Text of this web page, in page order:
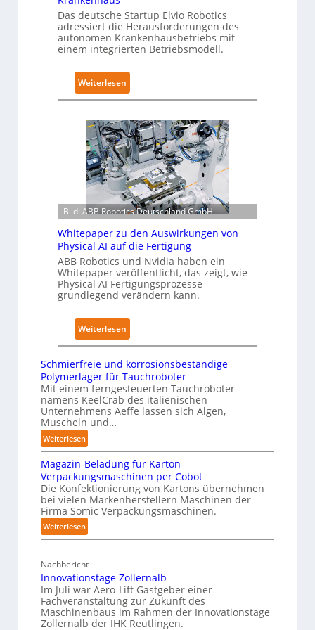
Z
e
r
i
f
z
i
e
r
u
n
g
a
c
h
I
E
6
2
4
3
-
4
c
s
e
r
w
e
i
e
r
t
g
l
o
b
a
l
e
s
T
a
i
i
n
g
s
t
z
w
e
r
f
r
P
h
y
Das deutsche Startup Elvio Robotics
adressiert die Herausforderungen des
autonomen Krankenhausbetriebs mit
einem integrierten Betriebsmodell.
Weiterlesen:
A
t
o
n
o
m
e
L
ö
s
u
n
g
n
s
t
a
t
t
N
s
t
a
n
d
m
a
n
k
Bild: ABB Robotics Deutschland GmbH
Whitepaper zu den Auswirkungen von
Physical AI auf die Fertigung
ABB Robotics und Nvidia haben ein
Whitepaper veröffentlicht, das zeigt, wie
Physical AI Fertigungsprozesse
grundlegend verändern kann.
Weiterlesen:
W
h
i
t
e
p
e
r
z
u
u
s
w
i
Schmierfreie und korrosionsbeständige
Polymerlager für Tauchroboter
Mit einem ferngesteuerten Tauchroboter
namens KeelCrab des italienischen
Unternehmens Aeffe lassen sich Algen,
Muscheln und…
Weiterlesen:
S
c
h
m
i
e
r
i
e
u
n
Magazin-Beladung für Karton-
Verpackungsmaschinen per Cobot
Die Konfektionierung von Kartons übernehmen
bei vielen Markenherstellern Maschinen der
Firma Somic Verpackungsmaschinen.
Weiterlesen:
M
g
a
z
i
n
Nachbericht
Innovationstage Zollernalb
Im Juli war Aero-Lift Gastgeber einer
Fachveranstaltung zur Zukunft des
Maschinenbaus im Rahmen der Innovationstage
Zollernalb der IHK Reutlingen.